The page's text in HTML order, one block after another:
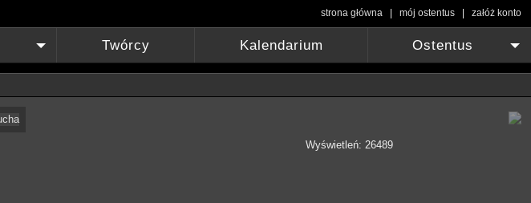
strona główna |mój ostentus |załóż konto
+
Twórcy
Kalendarium
+
Ostentus
Wyświetleń: 26489